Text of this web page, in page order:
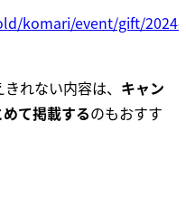
komari/event/gift/2024-
れない内容は、 キャン
て掲載するのもおすす